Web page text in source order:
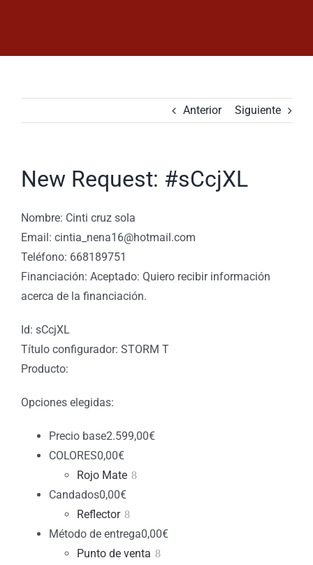
Anterior Siguiente
New Request: #sCcjXL
Nombre: Cinti cruz sola
Email: cintia_nena16@hotmail.com
Teléfono: 668189751
Financiación: Aceptado: Quiero recibir información
acerca de la financiación.
Id: sCcjXL
Título configurador: STORM T
Producto:
Opciones elegidas:
Precio base2.599,00€
COLORES0,00€
Rojo Mate
Candados0,00€
Reflector
Método de entrega0,00€
Punto de venta